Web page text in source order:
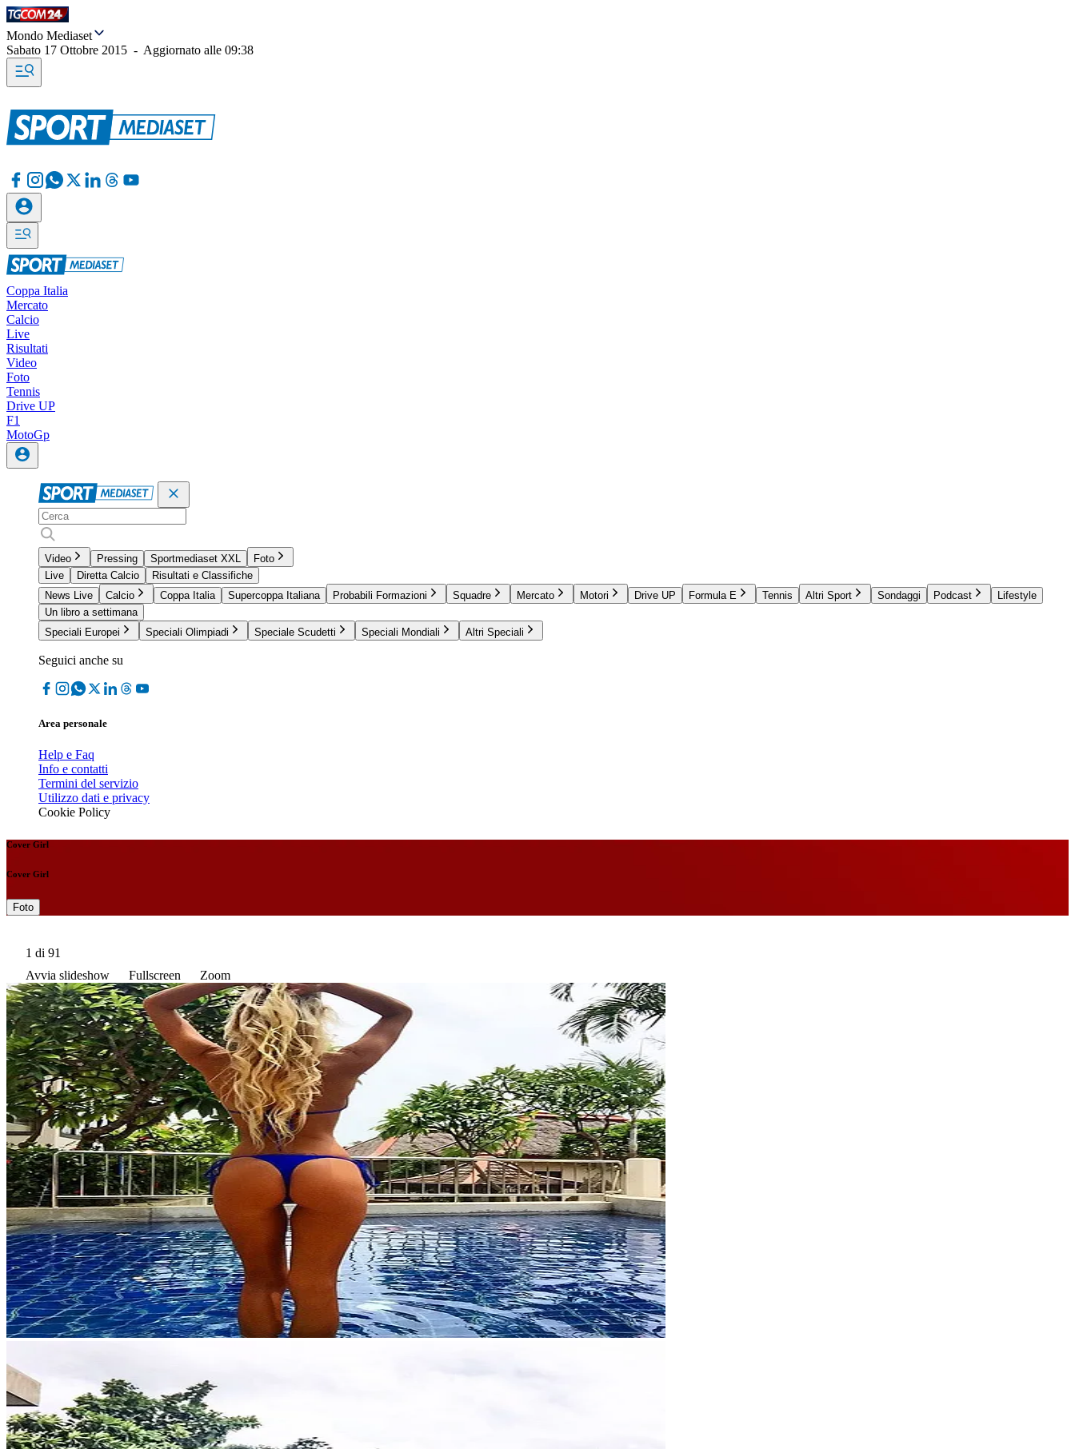
Mondo Mediaset
Sabato 17 Ottobre 2015 - Aggiornato alle 09:38
Coppa Italia
Mercato
Calcio
Live
Risultati
Video
Foto
Tennis
Drive UP
F1
MotoGp
Video Pressing Sportmediaset XXL
Foto
Live
Diretta Calcio
Risultati e Classifiche
News Live
Calcio Coppa Italia Supercoppa Italiana Probabili Formazioni Squadre Mercato Motori Drive UP Formula E Tennis Altri Sport Sondaggi Podcast
Lifestyle
Un libro a settimana
Speciali Europei
Speciali Olimpiadi Speciale Scudetti Speciali Mondiali Altri Speciali
Seguici anche su
Area personale
Help e Faq
Info e contatti
Termini del servizio
Utilizzo dati e privacy
Cookie Policy
Cover Girl
Cover Girl
Foto
1 di 91
Avvia slideshow
Fullscreen Zoom